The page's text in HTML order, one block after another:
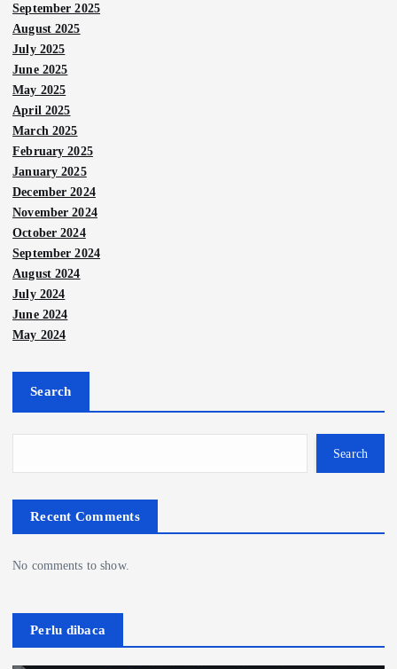
September 2025
August 2025
July 2025
June 2025
May 2025
April 2025
March 2025
February 2025
January 2025
December 2024
November 2024
October 2024
September 2024
August 2024
July 2024
June 2024
May 2024
Search
Search
Recent Comments
No comments to show.
Perlu dibaca